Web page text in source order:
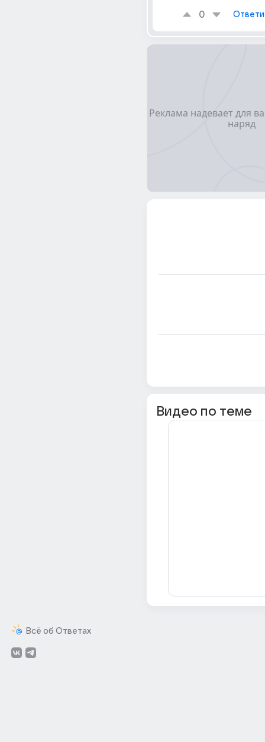
Всё об Ответах
0
Видео по теме